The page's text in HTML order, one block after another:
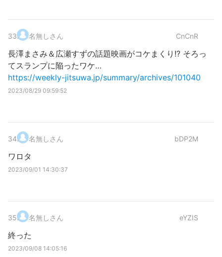
33. 名無しさん CnCnR
長澤まさみ＆広瀬すずの話題映画がコケまくり!? そろっ
てスランプに陥ったワケ…
https://weekly-jitsuwa.jp/summary/archives/101040
2023/08/29 09:59:52
34. 名無しさん bDP2M
ワロタ
2023/09/01 14:30:37
35. 名無しさん eYZIS
終った
2023/09/08 14:05:16